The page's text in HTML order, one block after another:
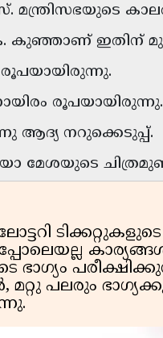
മന്ത്രിസഭയുടെ
കുഞ്ഞാണ്
രൂപയായിരുന്നു.
രൂപയായിരുന്നു.
ആദ്യ നറുക്കെടുപ്പ്.
മേശയുടെ
ഭാഗ്യം
പലരും